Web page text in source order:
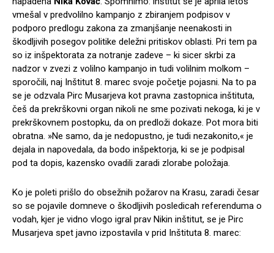
vmešal v predvolilno kampanjo z zbiranjem podpisov v
podporo predlogu zakona za zmanjšanje neenakosti in
škodljivih posegov politike deležni pritiskov oblasti. Pri tem pa
so iz inšpektorata za notranje zadeve – ki sicer skrbi za
nadzor v zvezi z volilno kampanjo in tudi volilnim molkom –
sporočili, naj Inštitut 8. marec svoje početje pojasni. Na to pa
se je odzvala Pirc Musarjeva kot pravna zastopnica inštituta,
češ da prekrškovni organ nikoli ne sme pozivati nekoga, ki je v
prekrškovnem postopku, da on predloži dokaze. Pot mora biti
obratna. »Ne samo, da je nedopustno, je tudi nezakonito,« je
dejala in napovedala, da bodo inšpektorja, ki se je podpisal
pod ta dopis, kazensko ovadili zaradi zlorabe položaja.
Ko je poleti prišlo do obsežnih požarov na Krasu, zaradi česar
so se pojavile domneve o škodljivih posledicah referenduma o
vodah, kjer je vidno vlogo igral prav Nikin inštitut, se je Pirc
Musarjeva spet javno izpostavila v prid Inštituta 8. marec: